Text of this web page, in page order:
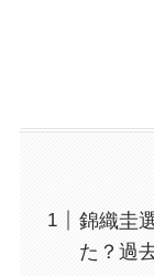
錦織圭
た？過